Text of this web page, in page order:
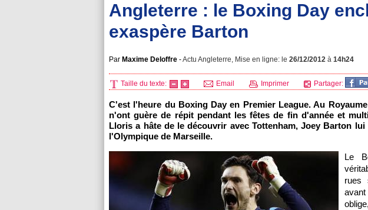
Angleterre : le Boxing Day
exaspère Barton
Par Maxime Deloffre -Actu Angleterre, Mise en ligne: le 26/12/2012 à 14h24
Taille du texte: Email Imprimer Partager:
C'est l'heure du Boxing Day en Premier League. Au
n'ont guère de répit pendant les fêtes de fin d'année et
Lloris a hâte de le découvrir avec Tottenham, Joey Barton
l'Olympique de Marseille.
Le
rues
avant